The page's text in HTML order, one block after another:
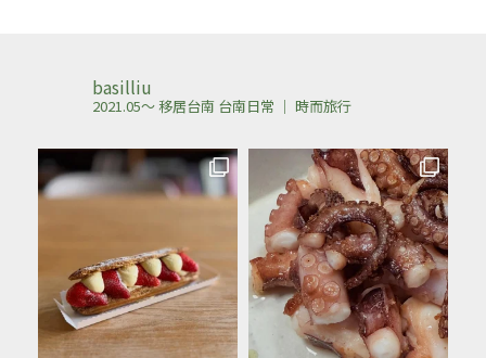
basilliu
2021.05～ 移居台南 台南日常 ｜ 時而旅行